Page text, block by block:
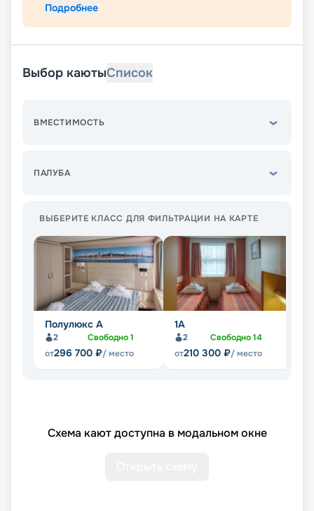
Подробнее
Выбор каютыСписок
ВМЕСТИМОСТЬ
ПАЛУБА
ВЫБЕРИТЕ КЛАСС ДЛЯ ФИЛЬТРАЦИИ НА КАРТЕ
Полулюкс А
2 Свободно1
от296 700 ₽/ место
1А
2 Свободно14
от210 300 ₽/ место
Схема кают доступна в модальном окне